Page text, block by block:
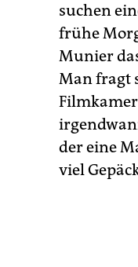
suchen
frühe
Munier
Man fragt
der eine
viel